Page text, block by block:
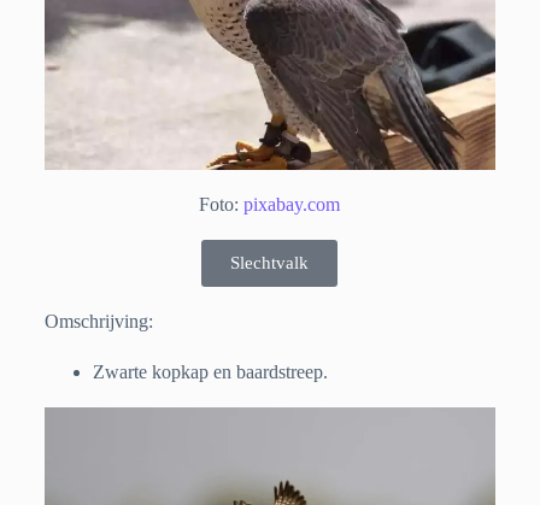
Foto:pixabay.com
Slechtvalk
Omschrijving:
Zwarte kopkap en baardstreep.